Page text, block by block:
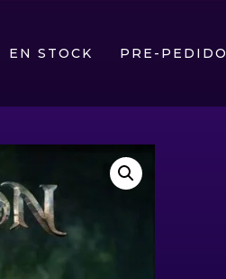
EN STOCK PRE-PEDIDO